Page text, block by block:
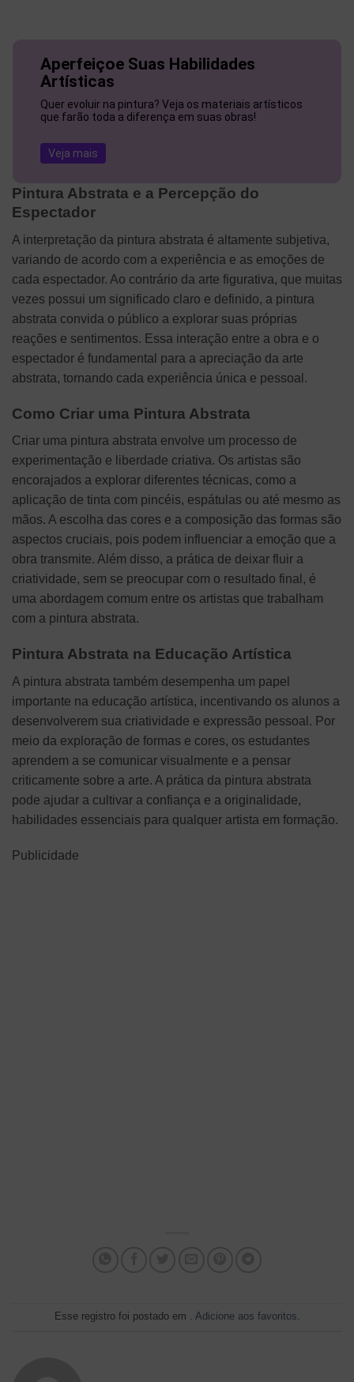
Aperfeiçoe Suas Habilidades
Artísticas
Quer evoluir na pintura? Veja os materiais artísticos
que farão toda a diferença em suas obras!
Veja mais
Pintura Abstrata e a Percepção do
Espectador
A interpretação da pintura abstrata é altamente subjetiva,
variando de acordo com a experiência e as emoções de
cada espectador. Ao contrário da arte figurativa, que muitas
vezes possui um significado claro e definido, a pintura
abstrata convida o público a explorar suas próprias
reações e sentimentos. Essa interação entre a obra e o
espectador é fundamental para a apreciação da arte
abstrata, tornando cada experiência única e pessoal.
Como Criar uma Pintura Abstrata
Criar uma pintura abstrata envolve um processo de
experimentação e liberdade criativa. Os artistas são
encorajados a explorar diferentes técnicas, como a
aplicação de tinta com pincéis, espátulas ou até mesmo as
mãos. A escolha das cores e a composição das formas são
aspectos cruciais, pois podem influenciar a emoção que a
obra transmite. Além disso, a prática de deixar fluir a
criatividade, sem se preocupar com o resultado final, é
uma abordagem comum entre os artistas que trabalham
com a pintura abstrata.
Pintura Abstrata na Educação Artística
A pintura abstrata também desempenha um papel
importante na educação artística, incentivando os alunos a
desenvolverem sua criatividade e expressão pessoal. Por
meio da exploração de formas e cores, os estudantes
aprendem a se comunicar visualmente e a pensar
criticamente sobre a arte. A prática da pintura abstrata
pode ajudar a cultivar a confiança e a originalidade,
habilidades essenciais para qualquer artista em formação.
Publicidade
Esse registro foi postado em . Adicione aos favoritos